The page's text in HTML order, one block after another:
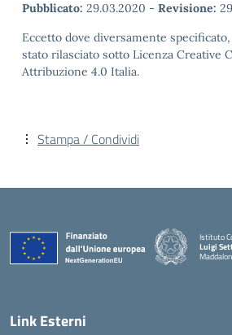
Pubblicato: 29.03.2020 - Revisione:
Eccetto dove diversamente
stato rilasciato sotto Licenza Creative
Attribuzione 4.0 Italia.
Stampa / Condividi
Istituto
Luigi
Link Esterni